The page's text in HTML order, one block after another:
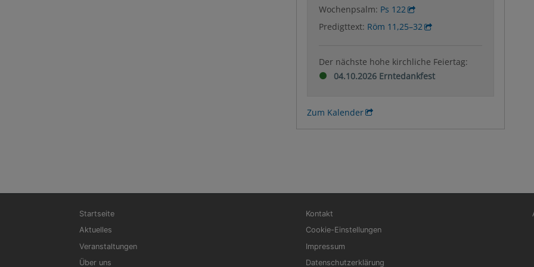
Wochenpsalm: Ps 122
Predigttext: Röm 11,25–32
Der nächste hohe kirchliche Feiertag:
04.10.2026 Erntedankfest
Zum Kalender
Hauptnavigation
Startseite
Aktuelles
Veranstaltungen
Über uns
Fußbereichsmenü
Kontakt
Cookie-Einstellungen
Impressum
Datenschutzerklärung